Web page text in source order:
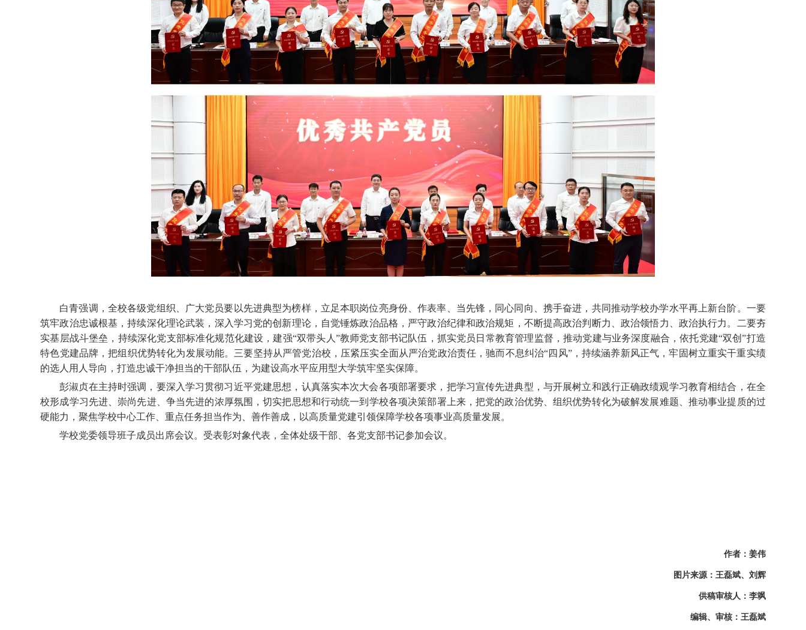
白青强调，全校各级党组织、广大党员要以先进典型为榜样，立足本职岗位亮身份、作表率、当先锋，同心同向、携手奋进，共同推动学校办学水平再上新台阶。一要
筑牢政治忠诚根基，持续深化理论武装，深入学习党的创新理论，自觉锤炼政治品格，严守政治纪律和政治规矩，不断提高政治判断力、政治领悟力、政治执行力。二要夯
实基层战斗堡垒，持续深化党支部标准化规范化建设，建强“双带头人”教师党支部书记队伍，抓实党员日常教育管理监督，推动党建与业务深度融合，依托党建“双创”打造
特色党建品牌，把组织优势转化为发展动能。三要坚持从严管党治校，压紧压实全面从严治党政治责任，驰而不息纠治“四风”，持续涵养新风正气，牢固树立重实干重实绩
的选人用人导向，打造忠诚干净担当的干部队伍，为建设高水平应用型大学筑牢坚实保障。
彭淑贞在主持时强调，要深入学习贯彻习近平党建思想，认真落实本次大会各项部署要求，把学习宣传先进典型，与开展树立和践行正确政绩观学习教育相结合，在全
校形成学习先进、崇尚先进、争当先进的浓厚氛围，切实把思想和行动统一到学校各项决策部署上来，把党的政治优势、组织优势转化为破解发展难题、推动事业提质的过
硬能力，聚焦学校中心工作、重点任务担当作为、善作善成，以高质量党建引领保障学校各项事业高质量发展。
学校党委领导班子成员出席会议。受表彰对象代表，全体处级干部、各党支部书记参加会议。
作者：姜伟
图片来源：王磊斌、刘辉
供稿审核人：李飒
编辑、审核：王磊斌